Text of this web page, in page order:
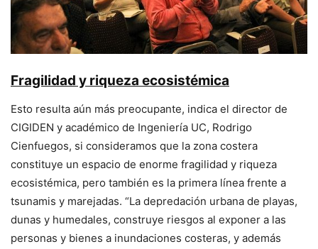
Fragilidad y riqueza ecosistémica
Esto resulta aún más preocupante, indica el director de
CIGIDEN y académico de Ingeniería UC, Rodrigo
Cienfuegos, si consideramos que la zona costera
constituye un espacio de enorme fragilidad y riqueza
ecosistémica, pero también es la primera línea frente a
tsunamis y marejadas. “La depredación urbana de playas,
dunas y humedales, construye riesgos al exponer a las
personas y bienes a inundaciones costeras, y además